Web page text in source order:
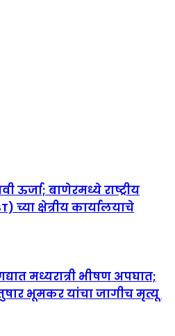
बाणेरमध्ये राष्ट्रीय
च्या क्षेत्रीय कार्यालयाचे
मध्यरात्री भीषण अपघात;
भूमकर यांचा जागीच मृत्यू